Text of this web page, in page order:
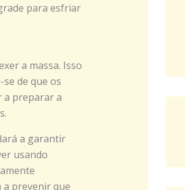
para esfriar
a massa. Isso
de que os
a preparar a
a garantir
usando
a prevenir que